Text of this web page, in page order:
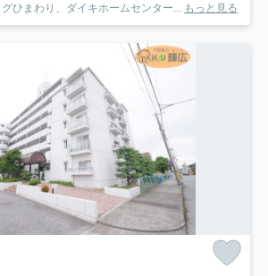
ひまわり、ダイキホームセンター... もっと見る